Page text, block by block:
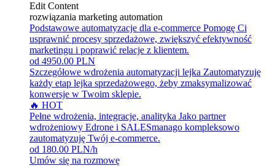
Edit Content
rozwiązania marketing automation
Podstawowe automatyzacje dla e-commerce Pomogę Ci
usprawnić procesy sprzedażowe, zwiększyć efektywność
marketingu i poprawić relacje z klientem.
od 4950.00 PLN
Szczegółowe wdrożenia automatyzacji lejka Zautomatyzuję
każdy etap lejka sprzedażowego, żeby zmaksymalizować
konwersje w Twoim sklepie.
🔥 HOT
Pełne wdrożenia, integracje, analityka Jako partner
wdrożeniowy Edrone i SALESmanago kompleksowo
zautomatyzuję Twój e-commerce.
od 180.00 PLN/h
Umów się na rozmowę